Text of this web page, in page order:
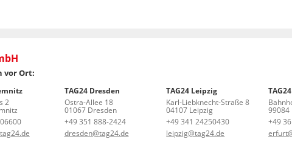
vor Ort:
2
TAG24 Dresden
Ostra-Allee 18
01067 Dresden
+49 351 888-2424
dresden@tag24.de
TAG24 Leipzig
Karl-Liebknecht-Straße 8
04107 Leipzig
+49 341 24250430
leipzig@tag24.de
99084
+49